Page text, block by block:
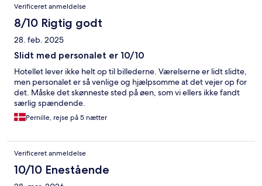
Verificeret anmeldelse
8/10 Rigtig godt
28. feb. 2025
Slidt med personalet er 10/10
Hotellet lever ikke helt op til billederne. Værelserne er lidt slidte,
men personalet er så venlige og hjælpsomme at det vejer op for
det. Måske det skønneste sted på øen, som vi ellers ikke fandt
særlig spændende.
Pernille, rejse på 5 nætter
Verificeret anmeldelse
10/10 Enestående